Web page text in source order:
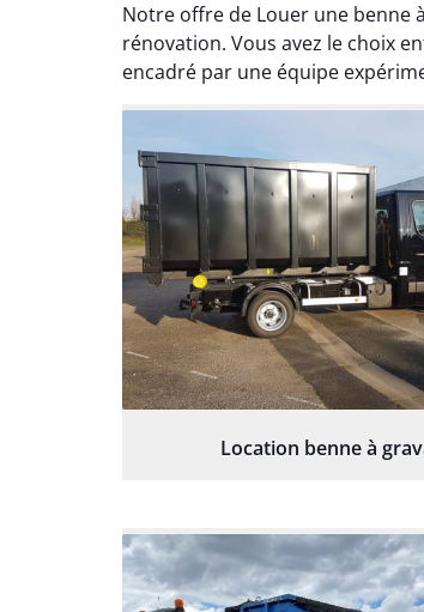
Notre offre de Louer une benne
rénovation. Vous avez le choix
encadré par une équipe
Location benne à